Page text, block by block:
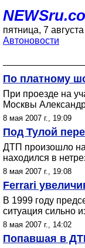
пятница, 7
Автоновости
По платному
При проезде на
Москвы
8 мая 2007 г., 19:09
Под Тулой
ДТП произошло
находился в
8 мая 2007 г., 19:08
Ferrari
В 1999 году
ситуация сильно
8 мая 2007 г., 14:02
Попавшая в